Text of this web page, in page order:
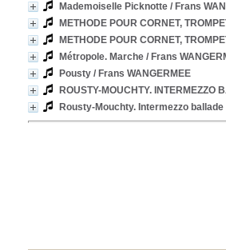
Mademoiselle Picknotte / Frans
METHODE POUR CORNET,
METHODE POUR CORNET,
Métropole. Marche / Frans
Pousty / Frans WANGERMEE
ROUSTY-MOUCHTY. INTERMEZZO
Rousty-Mouchty. Intermezzo ballade